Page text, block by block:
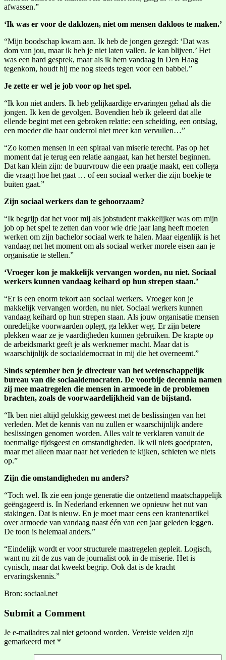
afwassen.”
‘Ik was er voor de daklozen, niet om mensen dakloos te maken.’
“Mijn boodschap kwam aan. Ik heb de jongen gezegd: ‘Dat was
dom van jou, maar ik heb je niet laten vallen. Je kan blijven.’ Het
was een hard gesprek, maar als ik hem vandaag in Den Haag
tegenkom, houdt hij me nog steeds tegen voor een babbel.”
Je zette er wel je job voor op het spel.
“Ik kon niet anders. Ik heb gelijkaardige ervaringen gehad als die
jongen. Ik ken de gevolgen. Bovendien heb ik geleerd dat alle
ellende begint met een gebroken relatie: een scheiding, een ontslag,
een moeder die haar ouderrol niet meer kan vervullen…”
“Zo komen mensen in een spiraal van miserie terecht. Pas op het
moment dat je terug een relatie aangaat, kan het herstel beginnen.
Dat kan klein zijn: de buurvrouw die een praatje maakt, een collega
die vraagt hoe het gaat … of een sociaal werker die zijn boekje te
buiten gaat.”
Zijn sociaal werkers dan te gehoorzaam?
“Ik begrijp dat het voor mij als jobstudent makkelijker was om mijn
job op het spel te zetten dan voor wie drie jaar lang heeft moeten
werken om zijn bachelor sociaal werk te halen. Maar eigenlijk is het
vandaag net het moment om als sociaal werker morele eisen aan je
organisatie te stellen.”
‘Vroeger kon je makkelijk vervangen worden, nu niet. Sociaal
werkers kunnen vandaag keihard op hun strepen staan.’
“Er is een enorm tekort aan sociaal werkers. Vroeger kon je
makkelijk vervangen worden, nu niet. Sociaal werkers kunnen
vandaag keihard op hun strepen staan. Als jouw organisatie mensen
onredelijke voorwaarden oplegt, ga lekker weg. Er zijn betere
plekken waar ze je vaardigheden kunnen gebruiken. De krapte op
de arbeidsmarkt geeft je als werknemer macht. Maar dat is
waarschijnlijk de sociaaldemocraat in mij die het overneemt.”
Sinds september ben je directeur van het wetenschappelijk
bureau van die sociaaldemocraten. De voorbije decennia namen
zij mee maatregelen die mensen in armoede in de problemen
brachten, zoals de voorwaardelijkheid van de bijstand.
“Ik ben niet altijd gelukkig geweest met de beslissingen van het
verleden. Met de kennis van nu zullen er waarschijnlijk andere
beslissingen genomen worden. Alles valt te verklaren vanuit de
toenmalige tijdsgeest en omstandigheden. Ik wil niets goedpraten,
maar met alleen maar naar het verleden te kijken, schieten we niets
op.”
Zijn die omstandigheden nu anders?
“Toch wel. Ik zie een jonge generatie die ontzettend maatschappelijk
geëngageerd is. In Nederland erkennen we opnieuw het nut van
stakingen. Dat is nieuw. En je moet maar eens een krantenartikel
over armoede van vandaag naast één van een jaar geleden leggen.
De toon is helemaal anders.”
“Eindelijk wordt er voor structurele maatregelen gepleit. Logisch,
want nu zit de zus van de journalist ook in de miserie. Het is
cynisch, maar dat kweekt begrip. Ook dat is de kracht
ervaringskennis.”
Bron: sociaal.net
Submit a Comment
Je e-mailadres zal niet getoond worden. Vereiste velden zijn
gemarkeerd met *